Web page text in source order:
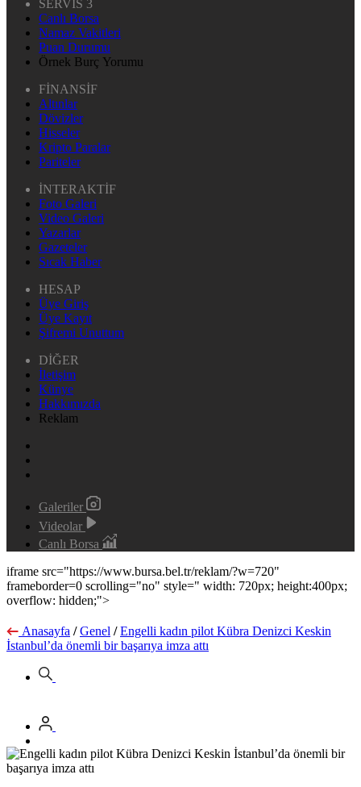
SERVİS 3
Canlı Borsa
Namaz Vakitleri
Puan Durumu
Örnek Burç Yorumu
FİNANSİF
Altınlar
Dövizler
Hisseler
Kripto Paralar
Pariteler
İNTERAKTİF
Foto Galeri
Video Galeri
Yazarlar
Gazeteler
Sıcak Haber
HESAP
Üye Giriş
Üye Kayıt
Şifremi Unuttum
DİĞER
İletişim
Künye
Hakkımızda
Reklam
Galeriler
Videolar
Canlı Borsa
iframe src="https://www.bursa.bel.tr/reklam/?w=720"
frameborder=0 scrolling="no" style=" width: 720px; height:400px;
overflow: hidden;">
Anasayfa / Genel / Engelli kadın pilot Kübra Denizci Keskin
İstanbul’da önemli bir başarıya imza attı